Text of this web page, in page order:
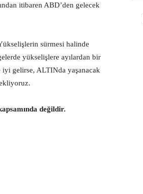
itibaren ABD’den gelecek
sürmesi halinde
yükselişlere ayılardan bir
gelirse, ALTINda yaşanacak
değildir.